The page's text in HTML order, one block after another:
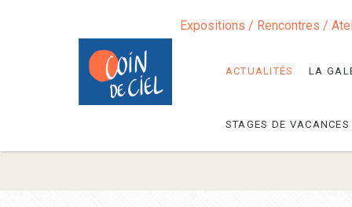
Expositions / Rencontres /
ACTUALITÉS LA
STAGES DE VACANCES